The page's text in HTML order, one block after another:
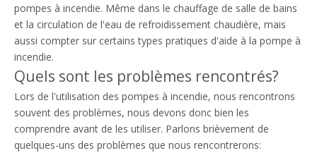
pompes à incendie. Même dans le chauffage de salle de bains
et la circulation de l'eau de refroidissement chaudière, mais
aussi compter sur certains types pratiques d'aide à la pompe à
incendie.
Quels sont les problèmes rencontrés?
Lors de l'utilisation des pompes à incendie, nous rencontrons
souvent des problèmes, nous devons donc bien les
comprendre avant de les utiliser. Parlons brièvement de
quelques-uns des problèmes que nous rencontrerons: